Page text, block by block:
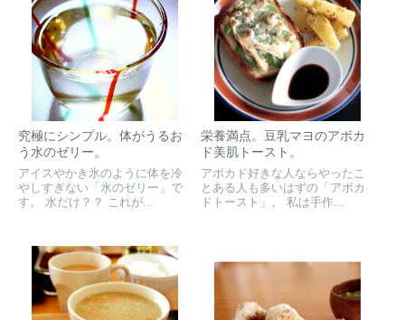
究極にシンプル。体がうるお
う水のゼリー。
アイスやかき氷のように体を冷
やしすぎない「水のゼリー」で
す。 水だけ？？ これが...
栄養満点。豆乳マヨのアボカ
ド美肌トースト。
アボカド好きな人ならやったこ
とある人も多いはずの「アボカ
ドトースト」。 私は手作...